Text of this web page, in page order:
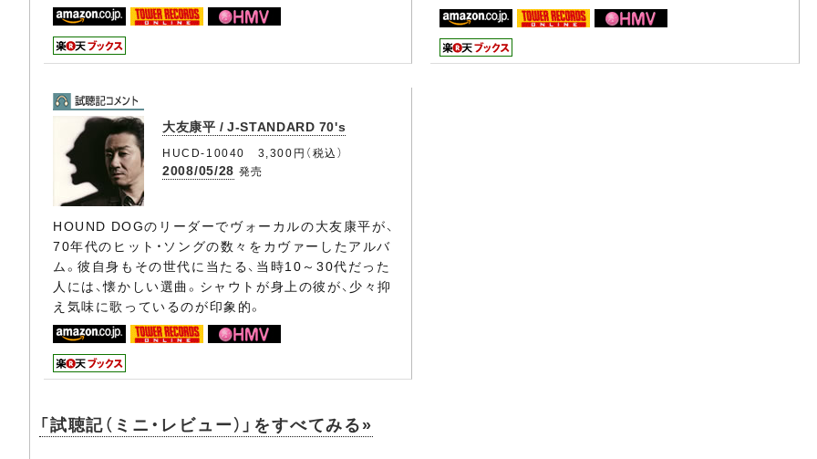
大友康平 / J-STANDARD 70's
HUCD-10040 3,300円（税込）
2008/05/28 発売
HOUND DOGのリーダーでヴォーカルの大友康平が、
70年代のヒット・ソングの数々をカヴァーしたアルバ
ム。彼自身もその世代に当たる、当時10～30代だった
人には、懐かしい選曲。シャウトが身上の彼が、少々抑
え気味に歌っているのが印象的。
「試聴記（ミニ・レビュー）」をすべてみる»